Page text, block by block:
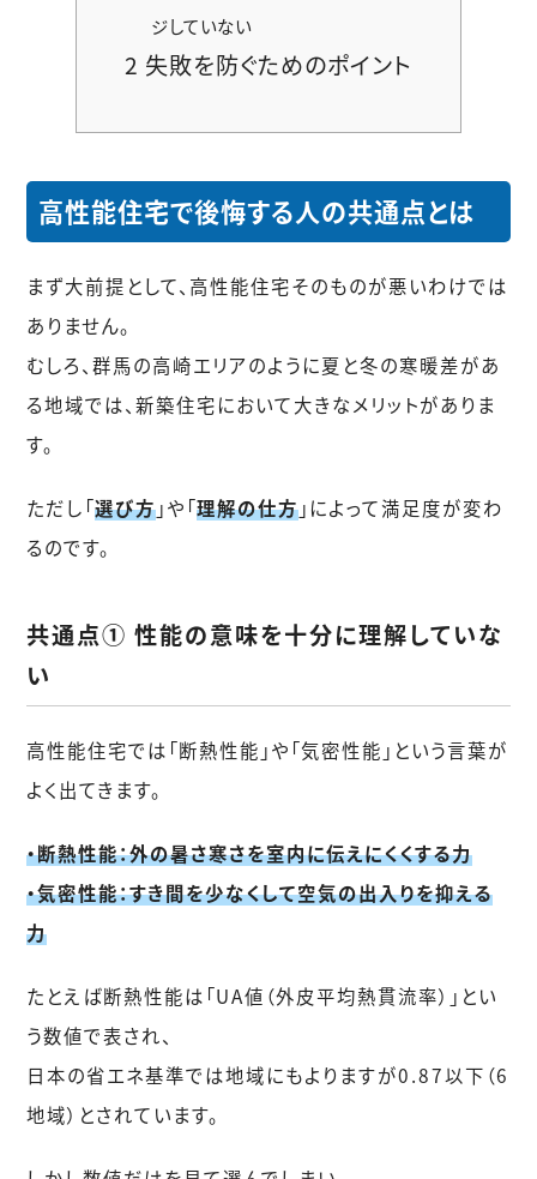
ジしていない
2 失敗を防ぐためのポイント
高性能住宅で後悔する人の共通点とは
まず大前提として、高性能住宅そのものが悪いわけでは
ありません。
むしろ、群馬の高崎エリアのように夏と冬の寒暖差があ
る地域では、新築住宅において大きなメリットがありま
す。
ただし「選び方」や「理解の仕方」によって満足度が変わ
るのです。
共通点① 性能の意味を十分に理解していな
い
高性能住宅では「断熱性能」や「気密性能」という言葉が
よく出てきます。
・断熱性能：外の暑さ寒さを室内に伝えにくくする力
・気密性能：すき間を少なくして空気の出入りを抑える
力
たとえば断熱性能は「UA値（外皮平均熱貫流率）」とい
う数値で表され、
日本の省エネ基準では地域にもよりますが0.87以下（6
地域）とされています。